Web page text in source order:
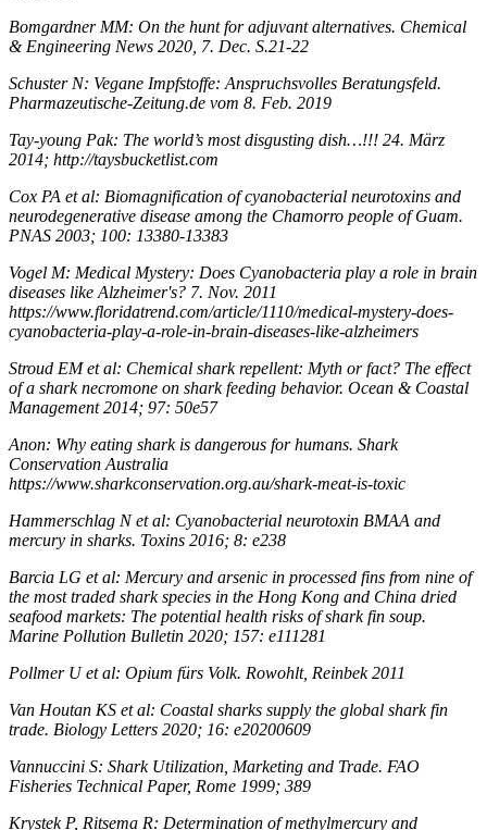
Bomgardner MM: On the hunt for adjuvant alternatives. Chemical
& Engineering News 2020, 7. Dec. S.21-22
Schuster N: Vegane Impfstoffe: Anspruchsvolles Beratungsfeld.
Pharmazeutische-Zeitung.de vom 8. Feb. 2019
Tay-young Pak: The world’s most disgusting dish…!!! 24. März
2014; http://taysbucketlist.com
Cox PA et al: Biomagnification of cyanobacterial neurotoxins and
neurodegenerative disease among the Chamorro people of Guam.
PNAS 2003; 100: 13380-13383
Vogel M: Medical Mystery: Does Cyanobacteria play a role in brain
diseases like Alzheimer's? 7. Nov. 2011
https://www.floridatrend.com/article/1110/medical-mystery-does-
cyanobacteria-play-a-role-in-brain-diseases-like-alzheimers
Stroud EM et al: Chemical shark repellent: Myth or fact? The effect
of a shark necromone on shark feeding behavior. Ocean & Coastal
Management 2014; 97: 50e57
Anon: Why eating shark is dangerous for humans. Shark
Conservation Australia
https://www.sharkconservation.org.au/shark-meat-is-toxic
Hammerschlag N et al: Cyanobacterial neurotoxin BMAA and
mercury in sharks. Toxins 2016; 8: e238
Barcia LG et al: Mercury and arsenic in processed fins from nine of
the most traded shark species in the Hong Kong and China dried
seafood markets: The potential health risks of shark fin soup.
Marine Pollution Bulletin 2020; 157: e111281
Pollmer U et al: Opium fürs Volk. Rowohlt, Reinbek 2011
Van Houtan KS et al: Coastal sharks supply the global shark fin
trade. Biology Letters 2020; 16: e20200609
Vannuccini S: Shark Utilization, Marketing and Trade. FAO
Fisheries Technical Paper, Rome 1999; 389
Krystek P, Ritsema R: Determination of methylmercury and